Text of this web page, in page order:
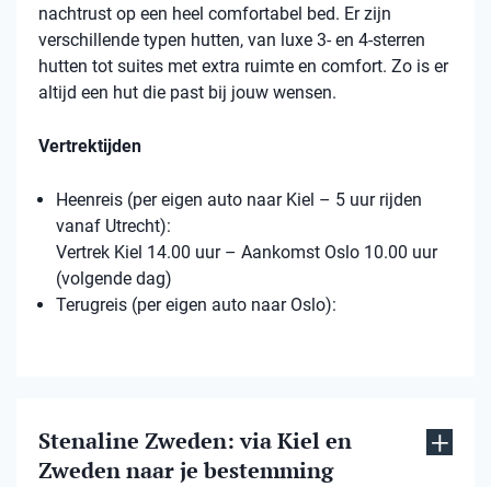
nachtrust op een heel comfortabel bed. Er zijn
verschillende typen hutten, van luxe 3- en 4-sterren
hutten tot suites met extra ruimte en comfort. Zo is er
altijd een hut die past bij jouw wensen.
Vertrektijden
Heenreis (per eigen auto naar Kiel – 5 uur rijden
vanaf Utrecht):
Vertrek Kiel 14.00 uur – Aankomst Oslo 10.00 uur
(volgende dag)
Terugreis (per eigen auto naar Oslo):
Stenaline Zweden: via Kiel en
Zweden naar je bestemming